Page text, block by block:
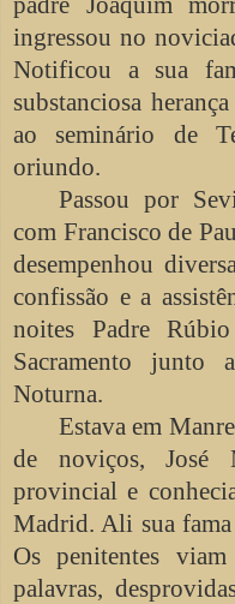
ingressou no
Notificou a sua
substanciosa
ao seminário de
oriundo.
Passou por
com Francisco de
desempenhou
confissão e a
noites Padre
Sacramento junto
Noturna.
Estava em
de noviços, José
provincial e
Madrid. Ali sua fama
Os penitentes
palavras,